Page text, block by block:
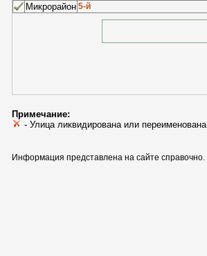
Микрорайон 5-й
Примечание:
- Улица ликвидирована или переименована
Информация представлена на сайте справочно.